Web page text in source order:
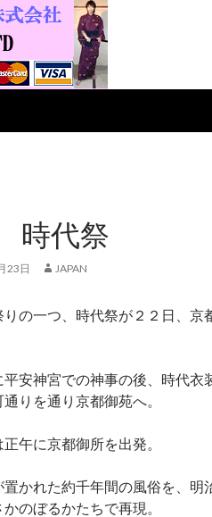
時代祭
23日 JAPAN
りの一つ、時代祭が２２日、京
平安神宮での神事の後、時代衣
りを通り京都御苑へ。
午に京都御所を出発。
かれた約千年間の風俗を、明
のぼるかたちで再現。